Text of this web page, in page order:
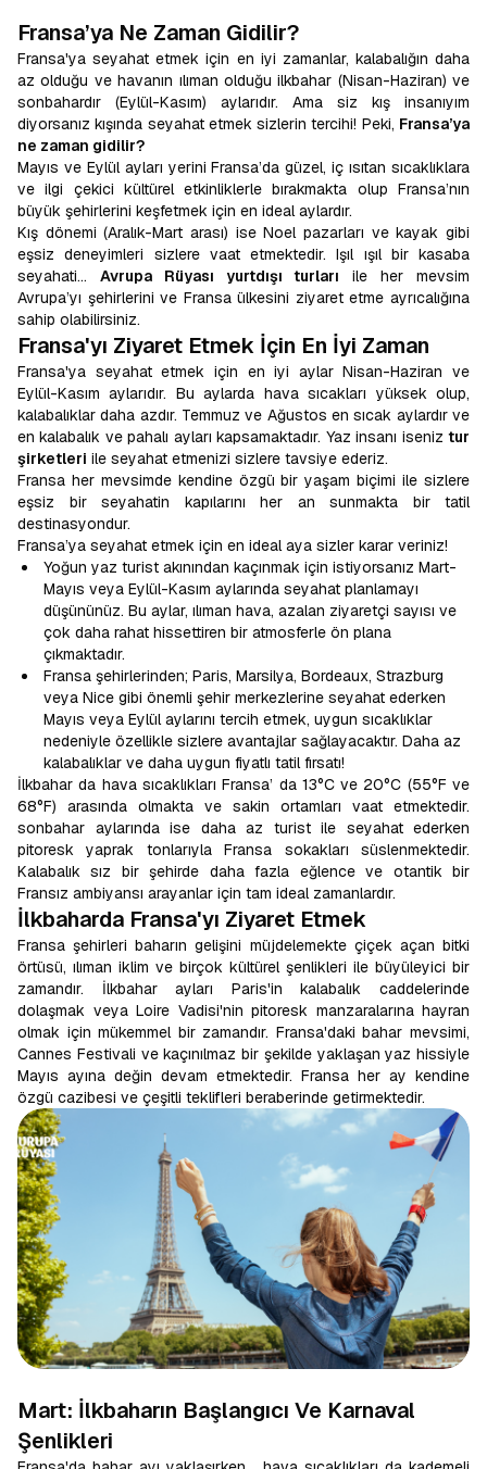
Fransa’ya Ne Zaman Gidilir?
Fransa'ya seyahat etmek için en iyi zamanlar, kalabalığın daha
az olduğu ve havanın ılıman olduğu ilkbahar (Nisan-Haziran) ve
sonbahardır (Eylül-Kasım) aylarıdır. Ama siz kış insanıyım
diyorsanız kışında seyahat etmek sizlerin tercihi! Peki, Fransa’ya
ne zaman gidilir?
Mayıs ve Eylül ayları yerini Fransa’da güzel, iç ısıtan sıcaklıklara
ve ilgi çekici kültürel etkinliklerle bırakmakta olup Fransa’nın
büyük şehirlerini keşfetmek için en ideal aylardır.
Kış dönemi (Aralık-Mart arası) ise Noel pazarları ve kayak gibi
eşsiz deneyimleri sizlere vaat etmektedir. Işıl ışıl bir kasaba
seyahati… Avrupa Rüyası yurtdışı turları ile her mevsim
Avrupa’yı şehirlerini ve Fransa ülkesini ziyaret etme ayrıcalığına
sahip olabilirsiniz.
Fransa'yı Ziyaret Etmek İçin En İyi Zaman
Fransa'ya seyahat etmek için en iyi aylar Nisan-Haziran ve
Eylül-Kasım aylarıdır. Bu aylarda hava sıcakları yüksek olup,
kalabalıklar daha azdır. Temmuz ve Ağustos en sıcak aylardır ve
en kalabalık ve pahalı ayları kapsamaktadır. Yaz insanı iseniz tur
şirketleri ile seyahat etmenizi sizlere tavsiye ederiz.
Fransa her mevsimde kendine özgü bir yaşam biçimi ile sizlere
eşsiz bir seyahatin kapılarını her an sunmakta bir tatil
destinasyondur.
Fransa’ya seyahat etmek için en ideal aya sizler karar veriniz!
Yoğun yaz turist akınından kaçınmak için istiyorsanız Mart-
Mayıs veya Eylül-Kasım aylarında seyahat planlamayı
düşününüz. Bu aylar, ılıman hava, azalan ziyaretçi sayısı ve
çok daha rahat hissettiren bir atmosferle ön plana
çıkmaktadır.
Fransa şehirlerinden; Paris, Marsilya, Bordeaux, Strazburg
veya Nice gibi önemli şehir merkezlerine seyahat ederken
Mayıs veya Eylül aylarını tercih etmek, uygun sıcaklıklar
nedeniyle özellikle sizlere avantajlar sağlayacaktır. Daha az
kalabalıklar ve daha uygun fiyatlı tatil fırsatı!
İlkbahar da hava sıcaklıkları Fransa’ da 13°C ve 20°C (55°F ve
68°F) arasında olmakta ve sakin ortamları vaat etmektedir.
sonbahar aylarında ise daha az turist ile seyahat ederken
pitoresk yaprak tonlarıyla Fransa sokakları süslenmektedir.
Kalabalık sız bir şehirde daha fazla eğlence ve otantik bir
Fransız ambiyansı arayanlar için tam ideal zamanlardır.
İlkbaharda Fransa'yı Ziyaret Etmek
Fransa şehirleri baharın gelişini müjdelemekte çiçek açan bitki
örtüsü, ılıman iklim ve birçok kültürel şenlikleri ile büyüleyici bir
zamandır. İlkbahar ayları Paris'in kalabalık caddelerinde
dolaşmak veya Loire Vadisi'nin pitoresk manzaralarına hayran
olmak için mükemmel bir zamandır. Fransa'daki bahar mevsimi,
Cannes Festivali ve kaçınılmaz bir şekilde yaklaşan yaz hissiyle
Mayıs ayına değin devam etmektedir. Fransa her ay kendine
özgü cazibesi ve çeşitli teklifleri beraberinde getirmektedir.
Mart: İlkbaharın Başlangıcı Ve Karnaval
Şenlikleri